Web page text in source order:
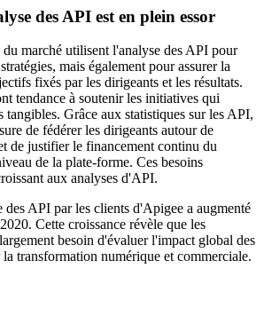
des API est en plein essor
du marché utilisent l'analyse des API pour
mais également pour assurer la
fixés par les dirigeants et les résultats.
tendance à soutenir les initiatives qui
tangibles. Grâce aux statistiques sur les API,
de fédérer les dirigeants autour de
de justifier le financement continu du
de la plate-forme. Ces besoins
aux analyses d'API.
API par les clients d'Apigee a augmenté
Cette croissance révèle que les
besoin d'évaluer l'impact global des
transformation numérique et commerciale.